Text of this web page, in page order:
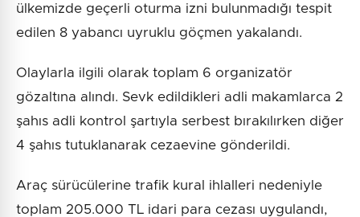
ülkemizde geçerli oturma izni bulunmadığı tespit
edilen 8 yabancı uyruklu göçmen yakalandı.
Olaylarla ilgili olarak toplam 6 organizatör
gözaltına alındı. Sevk edildikleri adli makamlarca 2
şahıs adli kontrol şartıyla serbest bırakılırken diğer
4 şahıs tutuklanarak cezaevine gönderildi.
Araç sürücülerine trafik kural ihlalleri nedeniyle
toplam 205.000 TL idari para cezası uygulandı,